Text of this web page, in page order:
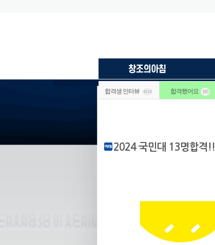
합격생 인터뷰 4114 합격했어요 183
2024 국민대 13명합격!!